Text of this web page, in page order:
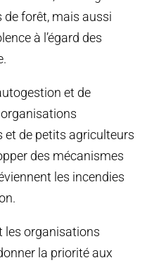
de forêt, mais aussi
à l’égard des
et de
et de petits agriculteurs
des mécanismes
les incendies
les organisations
la priorité aux